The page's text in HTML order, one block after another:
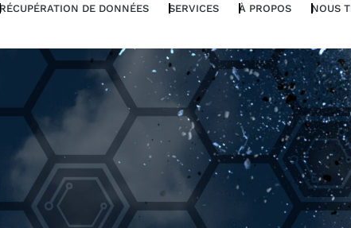
RÉCUPÉRATION DE DONNÉES SERVICES À PROPOS NOUS